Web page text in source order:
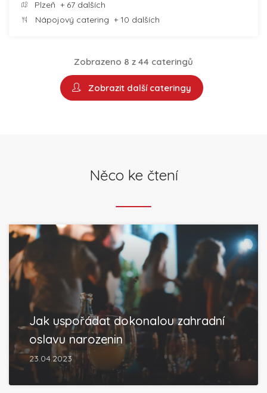
Plzeň + 67 dalších
Nápojový catering + 10 dalších
Zobrazeno 8 z 44 cateringů
Zobrazit další cateringy
Něco ke čtení
Jak uspořádat dokonalou zahradní
oslavu narozenin
23.04.2023